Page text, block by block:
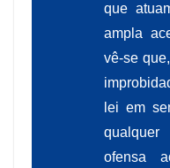
que
ampla
vê-se
lei em
ofensa